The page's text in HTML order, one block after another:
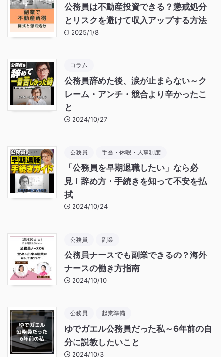
公務員は不動産投資できる？懲戒処分
とリスクを避けて収入アップする方法
2025/1/8
コラム
公務員辞めた後、涙が止まらない～ク
レーム・アンチ・競合より辛かったこ
と
2024/10/27
公務員 手当・休暇・人事制度
「公務員を早期退職したい」なら必
見！辞め方・手続きを知って不安を払
拭
2024/10/24
公務員 副業
公務員ナースでも副業できるの？海外
ナースの働き方指南
2024/10/10
公務員 起業準備
ゆでガエル公務員だった私～6年前の自
分に説教したいこと
2024/10/3